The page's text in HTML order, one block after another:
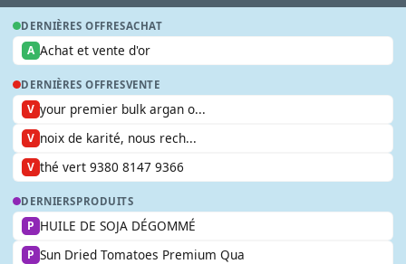
DERNIÈRES OFFRESACHAT
A Achat et vente d'or
DERNIÈRES OFFRESVENTE
V your premier bulk argan o...
V noix de karité, nous rech...
V thé vert 9380 8147 9366
DERNIERSPRODUITS
P HUILE DE SOJA DÉGOMMÉ
P Sun Dried Tomatoes Premium Qua